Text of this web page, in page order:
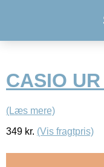
CASIO
(Læs mere)
349 kr. (Vis fragtpris)